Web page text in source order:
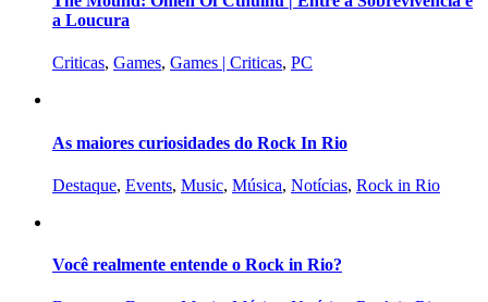
a Loucura
Criticas, Games, Games | Criticas, PC
As maiores curiosidades do Rock In Rio
Destaque, Events, Music, Música, Notícias, Rock in Rio
Você realmente entende o Rock in Rio?